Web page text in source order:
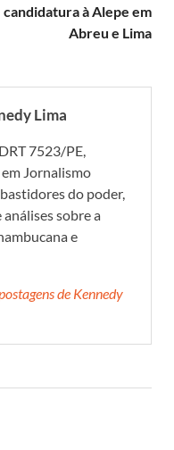
candidatura à Alepe em
Abreu e Lima
Lima
7523/PE,
Jornalismo
do poder,
sobre a
e
de Kennedy